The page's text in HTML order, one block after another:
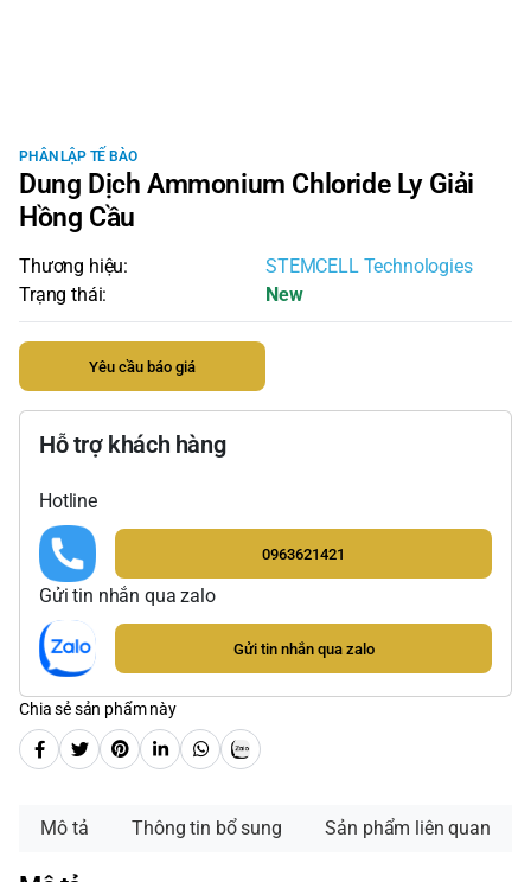
PHÂN LẬP TẾ BÀO
Dung Dịch Ammonium Chloride Ly Giải
Hồng Cầu
Thương hiệu:
STEMCELL Technologies
Trạng thái:
New
Yêu cầu báo giá
Hỗ trợ khách hàng
Hotline
0963621421
Gửi tin nhắn qua zalo
Gửi tin nhắn qua zalo
Chia sẻ sản phẩm này
Mô tả Thông tin bổ sung Sản phẩm liên quan